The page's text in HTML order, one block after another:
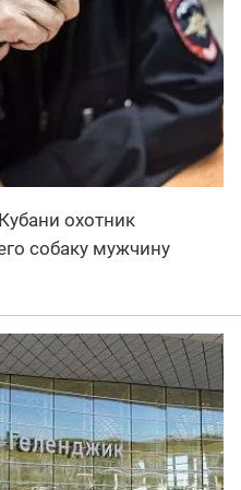
охотник
собаку мужчину